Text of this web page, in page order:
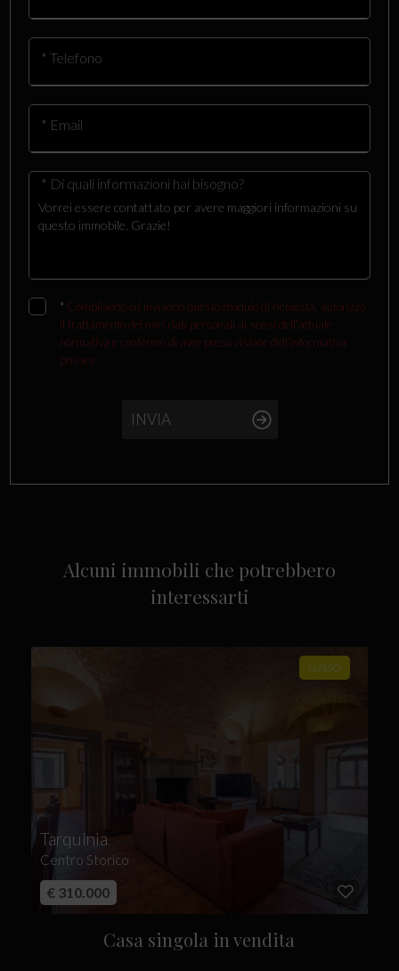
* Telefono
* Email
* Di quali informazioni hai bisogno?
* Compilando ed inviando questo modulo di richiesta, autorizzo
il trattamento dei miei dati personali ai sensi dell'attuale
normativa e confermo di aver preso visione dell'informativa
privacy.
INVIA
Alcuni immobili che potrebbero
interessarti
LUSSO
Tarquinia
Centro Storico
€ 310.000
Casa singola in vendita